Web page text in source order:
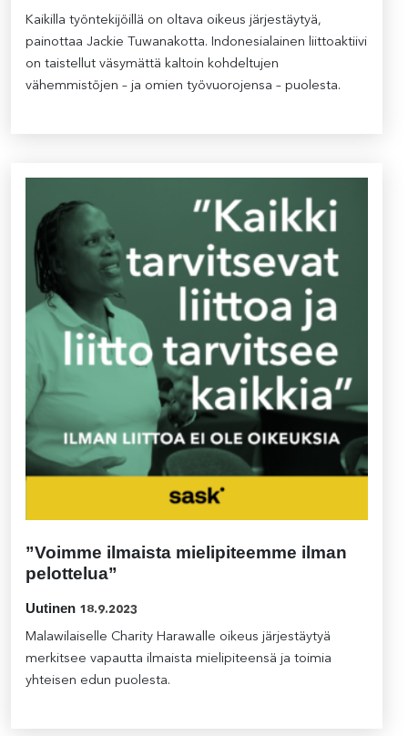
Kaikilla työntekijöillä on oltava oikeus järjestäytyä,
painottaa Jackie Tuwanakotta. Indonesialainen liittoaktiivi
on taistellut väsymättä kaltoin kohdeltujen
vähemmistöjen – ja omien työvuorojensa – puolesta.
”Voimme ilmaista mielipiteemme ilman
pelottelua”
Uutinen 18.9.2023
Malawilaiselle Charity Harawalle oikeus järjestäytyä
merkitsee vapautta ilmaista mielipiteensä ja toimia
yhteisen edun puolesta.